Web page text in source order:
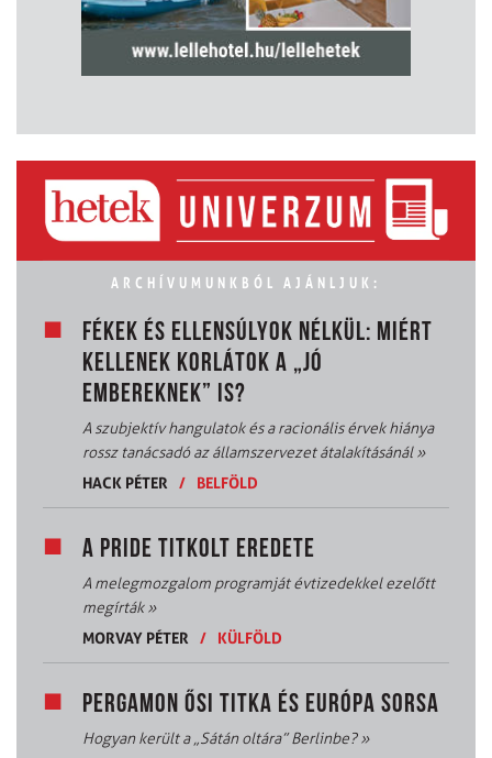
ARCHÍVUMUNKBÓL AJÁNLJUK:
FÉKEK ÉS ELLENSÚLYOK NÉLKÜL: MIÉRT
KELLENEK KORLÁTOK A „JÓ
EMBEREKNEK” IS?
A szubjektív hangulatok és a racionális érvek hiánya
rossz tanácsadó az államszervezet átalakításánál»
HACK PÉTER / BELFÖLD
A PRIDE TITKOLT EREDETE
A melegmozgalom programját évtizedekkel ezelőtt
megírták»
MORVAY PÉTER / KÜLFÖLD
PERGAMON ŐSI TITKA ÉS EURÓPA SORSA
Hogyan került a „Sátán oltára” Berlinbe?»